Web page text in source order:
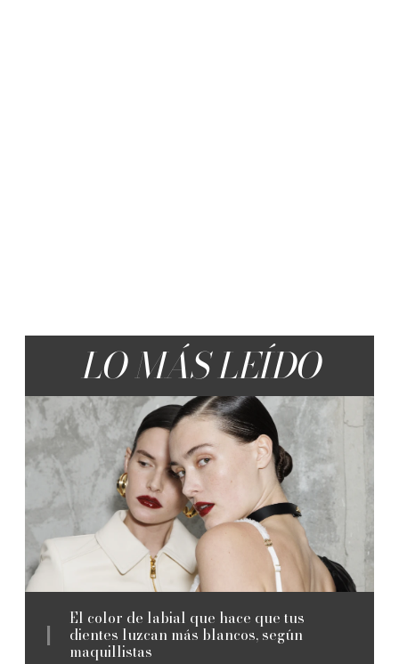
LO MÁS LEÍDO
El color de labial que hace que tus
dientes luzcan más blancos, según
maquillistas